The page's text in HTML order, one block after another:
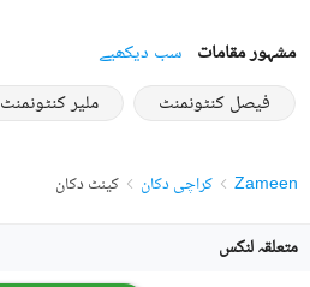
مشہور مقامات سب دیکھیے
فیصل کنٹونمنٹ
ملیر کنٹونمنٹ
Zameen کراچی دکان کینٹ دکان
متعلقہ لنکس